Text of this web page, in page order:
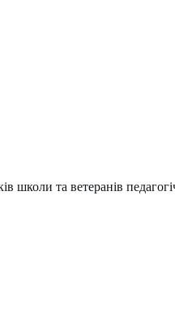
школи та ветеранів